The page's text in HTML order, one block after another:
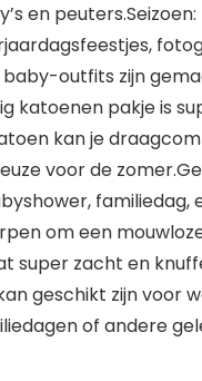
en
baby-outfits zijn
katoenen pakje is
kan je
voor de
familiedag,
om een
zacht en
geschikt zijn
of andere